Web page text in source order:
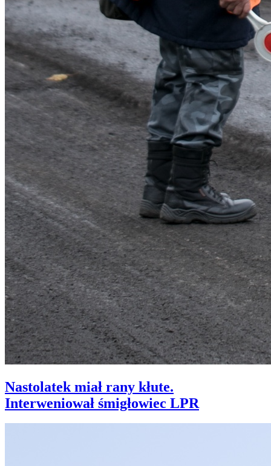
Nastolatek miał rany kłute.
Interweniował śmigłowiec LPR